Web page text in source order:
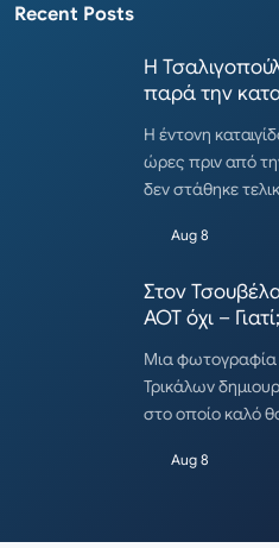
Recent Posts
Η
παρά την
Η έντονη
ώρες πριν από
δεν στάθηκε
Aug 8
Στον
ΑΟΤ όχι – Γιατί;
Μια φωτογραφία
Τρικάλων
στο οποίο καλό
Aug 8